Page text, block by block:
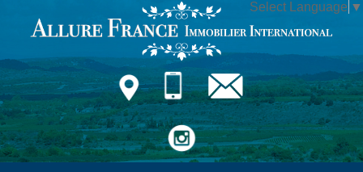
Select Language ▼